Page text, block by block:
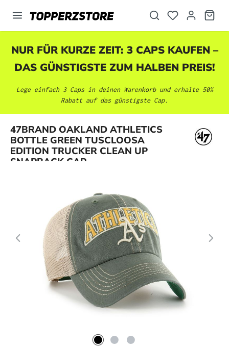
springen
NUR FÜR KURZE ZEIT: 3 CAPS KAUFEN –
DAS GÜNSTIGSTE ZUM HALBEN PREIS!
Lege einfach 3 Caps in deinen Warenkorb und erhalte 50%
Rabatt auf das günstigste Cap.
47BRAND OAKLAND ATHLETICS
BOTTLE GREEN TUSCLOOSA
EDITION TRUCKER CLEAN UP
SNAPBACK CAP
Bildergalerie überspringen